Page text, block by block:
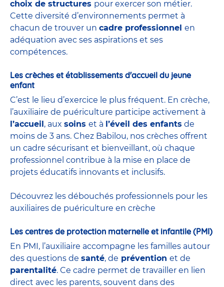
choix de structures pour exercer son métier.
Cette diversité d’environnements permet à
chacun de trouver un cadre professionnel en
adéquation avec ses aspirations et ses
compétences.
Les crèches et établissements d'accueil du jeune
enfant
C’est le lieu d’exercice le plus fréquent. En crèche,
l’auxiliaire de puériculture participe activement à
l’accueil , aux soins et à l’éveil des enfants de
moins de 3 ans. Chez Babilou, nos crèches offrent
un cadre sécurisant et bienveillant, où chaque
professionnel contribue à la mise en place de
projets éducatifs innovants et inclusifs.
Découvrez les débouchés professionnels pour les
auxiliaires de puériculture en crèche
Les centres de protection maternelle et infantile (PMI)
En PMI, l’auxiliaire accompagne les familles autour
des questions de santé, de prévention et de
parentalité. Ce cadre permet de travailler en lien
direct avec les parents, souvent dans des